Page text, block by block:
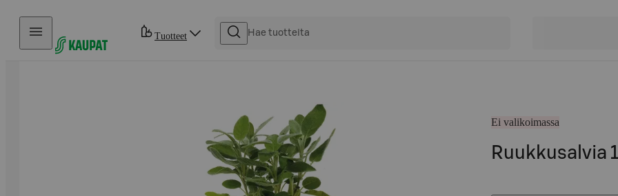
Hyppää sisältöön
Tuotteet
Ei valikoimassa
Ruukkusalvia